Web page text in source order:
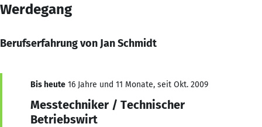
Werdegang
Berufserfahrung von Jan Schmidt
Bis heute 16 Jahre und 11 Monate, seit Okt. 2009
Messtechniker / Technischer
Betriebswirt